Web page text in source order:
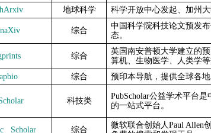
地球科学 科学开放中心发起、 加州
综合
中国科学院科技论文预发
态。
综合
英国南安普顿大学建立的
算机、生物医学、人类学等
综合 预印本导航，提供全球各
科技类
PubScholar公益学术平台是
的一站式平台。
Scholar 综合
微软联合创始人Paul Allen